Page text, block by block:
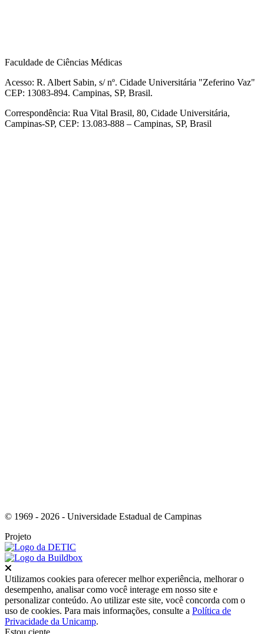
Faculdade de Ciências Médicas
Acesso: R. Albert Sabin, s/ nº. Cidade Universitária "Zeferino Vaz"
CEP: 13083-894. Campinas, SP, Brasil.
Correspondência: Rua Vital Brasil, 80, Cidade Universitária,
Campinas-SP, CEP: 13.083-888 – Campinas, SP, Brasil
© 1969 - 2026 - Universidade Estadual de Campinas
Projeto
Utilizamos cookies para oferecer melhor experiência, melhorar o
desempenho, analisar como você interage em nosso site e
personalizar conteúdo. Ao utilizar este site, você concorda com o
uso de cookies. Para mais informações, consulte a Política de
Privacidade da Unicamp.
Estou ciente